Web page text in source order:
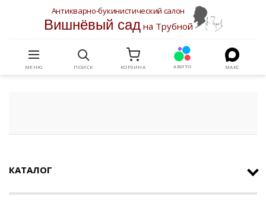
Антикварно-букинистический салон
Вишнёвый садна Трубной
МЕНЮ ПОИСК КОРЗИНА АВИТО МАКС
КАТАЛОГ